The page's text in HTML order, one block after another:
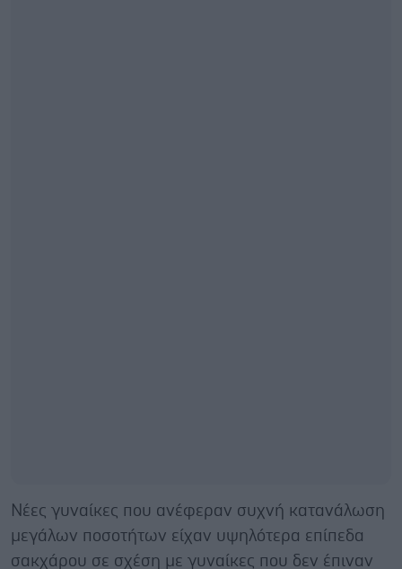
Νέες γυναίκες που ανέφεραν συχνή κατανάλωση
μεγάλων ποσοτήτων είχαν υψηλότερα επίπεδα
σακχάρου σε σχέση με γυναίκες που δεν έπιναν